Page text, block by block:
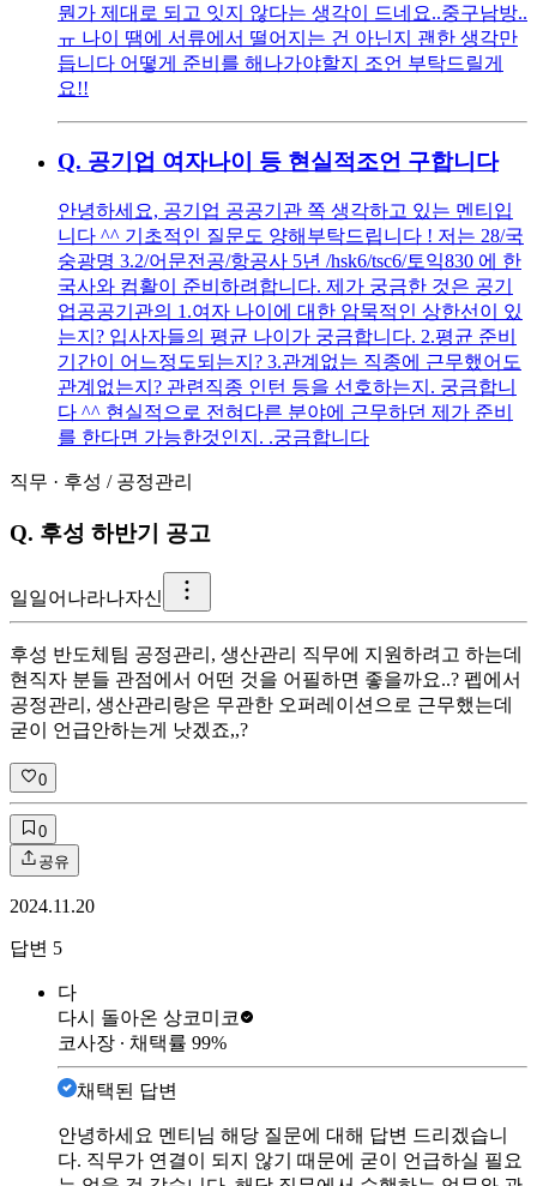
뭔가 제대로 되고 잇지 않다는 생각이 드네요..중구남방..
ㅠ 나이 땜에 서류에서 떨어지는 건 아닌지 괜한 생각만
듭니다 어떻게 준비를 해나가야할지 조언 부탁드릴게
요!!
Q. 공기업 여자나이 등 현실적조언 구합니다
안녕하세요, 공기업 공공기관 쪽 생각하고 있는 멘티입
니다 ^^ 기초적인 질문도 양해부탁드립니다 ! 저는 28/국
숭광명 3.2/어문전공/항공사 5년 /hsk6/tsc6/토익830 에 한
국사와 컴활이 준비하려합니다. 제가 궁금한 것은 공기
업공공기관의 1.여자 나이에 대한 암묵적인 상한선이 있
는지? 입사자들의 평균 나이가 궁금합니다. 2.평균 준비
기간이 어느정도되는지? 3.관계없는 직종에 근무했어도
관계없는지? 관련직종 인턴 등을 선호하는지. 궁금합니
다 ^^ 현실적으로 전혀다른 분야에 근무하던 제가 준비
를 한다면 가능한것인지. .궁금합니다
직무 · 후성 / 공정관리
Q. 후성 하반기 공고
일일어나라나자신
후성 반도체팀 공정관리, 생산관리 직무에 지원하려고 하는데
현직자 분들 관점에서 어떤 것을 어필하면 좋을까요..? 펩에서
공정관리, 생산관리랑은 무관한 오퍼레이션으로 근무했는데
굳이 언급안하는게 낫겠죠,,?
0
0
공유
2024.11.20
답변 5
다
다시 돌아온 상코미코
코사장 ∙ 채택률 99%
채택된 답변
안녕하세요 멘티님 해당 질문에 대해 답변 드리겠습니
다. 직무가 연결이 되지 않기 때문에 굳이 언급하실 필요